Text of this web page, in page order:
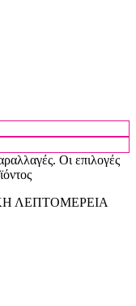
Οι επιλογές
ΛΕΠΤΟΜΕΡΕΙΑ